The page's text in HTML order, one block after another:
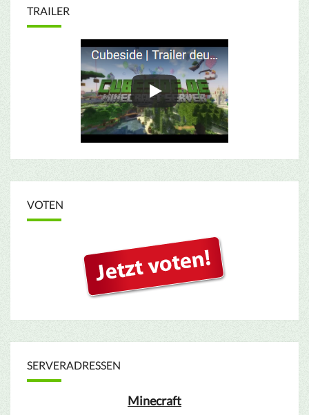
TRAILER
VOTEN
SERVERADRESSEN
Minecraft